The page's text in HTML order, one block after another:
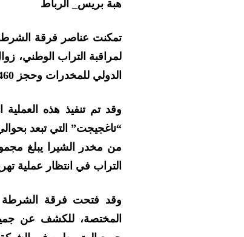
هبة بريس_ الرباط
تمكنت عناصر فرقة الشرطة
الدولي للمخدرات وحجز 460 كيلوغراما من مخدر الشيرا.
وقد تم تنفيذ هذه العملية
التراب في انتظار عملية
وقد فتحت فرقة الشرطة
المختصة، للكشف عن